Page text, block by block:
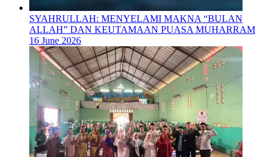
SYAHRULLAH: MENYELAMI MAKNA “BULAN
ALLAH” DAN KEUTAMAAN PUASA MUHARRAM
16 June 2026